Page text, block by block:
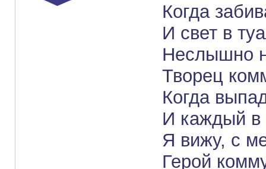
Когда
И свет в
Неслышно
Творец
Когда
И каждый в
Я вижу, с
Герой